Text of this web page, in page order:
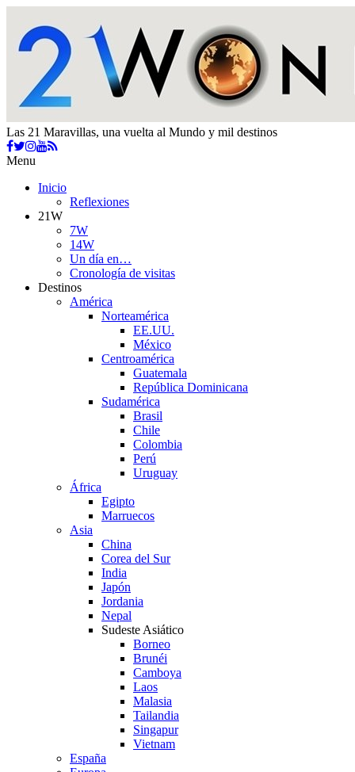
Las 21 Maravillas, una vuelta al Mundo y mil destinos
Menu
Inicio
Reflexiones
21W
7W
14W
Un día en…
Cronología de visitas
Destinos
América
Norteamérica
EE.UU.
México
Centroamérica
Guatemala
República Dominicana
Sudamérica
Brasil
Chile
Colombia
Perú
Uruguay
África
Egipto
Marruecos
Asia
China
Corea del Sur
India
Japón
Jordania
Nepal
Sudeste Asiático
Borneo
Brunéi
Camboya
Laos
Malasia
Tailandia
Singapur
Vietnam
España